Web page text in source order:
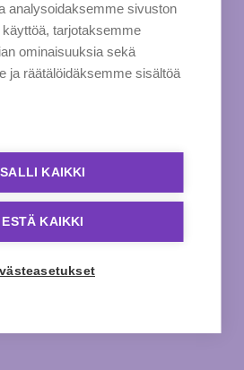
analysoidaksemme sivuston
tarjotaksemme
ominaisuuksia sekä
ja räätälöidäksemme sisältöä
SALLI KAIKKI
ESTÄ KAIKKI